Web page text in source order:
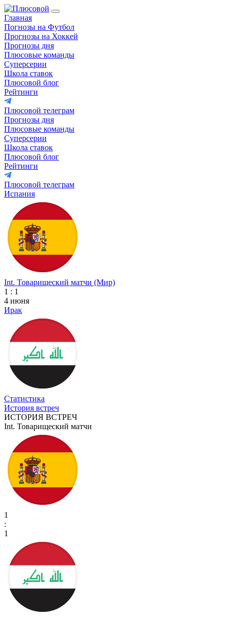
Главная
Погнозы на Футбол
Прогнозы на Хоккей
Прогнозы дня
Плюсовые команды
Суперсерии
Школа ставок
Плюсовой блог
Рейтинги
Плюсовой телеграм
Прогнозы дня
Плюсовые команды
Суперсерии
Школа ставок
Плюсовой блог
Рейтинги
Плюсовой телеграм
Испания
Int. Товарищеский матчи (Мир)
1 : 1
4 июня
Ирак
Статистика
История встреч
ИСТОРИЯ ВСТРЕЧ
Int. Товарищеский матчи
1
:
1